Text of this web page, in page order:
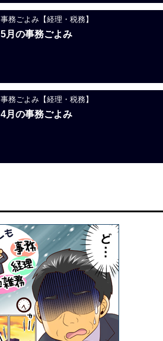
事務ごよみ【経理・税務】
5月の事務ごよみ
事務ごよみ【経理・税務】
4月の事務ごよみ